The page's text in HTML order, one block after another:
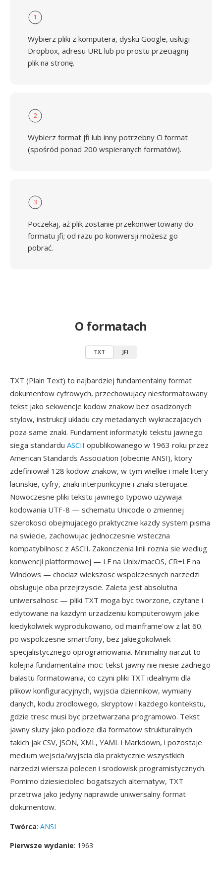
1
Wybierz pliki z komputera, dysku Google, usługi
Dropbox, adresu URL lub po prostu przeciągnij
plik na stronę.
2
Wybierz format jfi lub inny potrzebny Ci format
(spośród ponad 200 wspieranych formatów).
3
Poczekaj, aż plik zostanie przekonwertowany do
formatu jfi; od razu po konwersji możesz go
pobrać.
O formatach
TXT JFI
TXT (Plain Text) to najbardziej fundamentalny format
dokumentow cyfrowych, przechowujacy niesformatowany
tekst jako sekwencje kodow znakow bez osadzonych
stylow, instrukcji ukladu czy metadanych wykraczajacych
poza same znaki. Fundament informatyki tekstu jawnego
siega standardu ASCII opublikowanego w 1963 roku przez
American Standards Association (obecnie ANSI), ktory
zdefiniował 128 kodow znakow, w tym wielkie i male litery
lacinskie, cyfry, znaki interpunkcyjne i znaki sterujace.
Nowoczesne pliki tekstu jawnego typowo uzywaja
kodowania UTF-8 — schematu Unicode o zmiennej
szerokosci obejmujacego praktycznie kazdy system pisma
na swiecie, zachowujac jednoczesnie wsteczna
kompatybilnosc z ASCII. Zakonczenia linii roznia sie wedlug
konwencji platformowej — LF na Unix/macOS, CR+LF na
Windows — chociaz wiekszosc wspolczesnych narzedzi
obsluguje oba przejrzyscie. Zaleta jest absolutna
uniwersalnosc — pliki TXT moga byc tworzone, czytane i
edytowane na kazdym urzadzeniu komputerowym jakie
kiedykolwiek wyprodukowano, od mainframe'ow z lat 60.
po wspolczesne smartfony, bez jakiegokolwiek
specjalistycznego oprogramowania. Minimalny narzut to
kolejna fundamentalna moc: tekst jawny nie niesie zadnego
balastu formatowania, co czyni pliki TXT idealnymi dla
plikow konfiguracyjnych, wyjscia dziennikow, wymiany
danych, kodu zrodlowego, skryptow i kazdego kontekstu,
gdzie tresc musi byc przetwarzana programowo. Tekst
jawny sluzy jako podloze dla formatow strukturalnych
takich jak CSV, JSON, XML, YAML i Markdown, i pozostaje
medium wejscia/wyjscia dla praktycznie wszystkich
narzedzi wiersza polecen i srodowisk programistycznych.
Pomimo dziesiecioleci bogatszych alternatyw, TXT
przetrwa jako jedyny naprawde uniwersalny format
dokumentow.
Twórca: ANSI
Pierwsze wydanie: 1963